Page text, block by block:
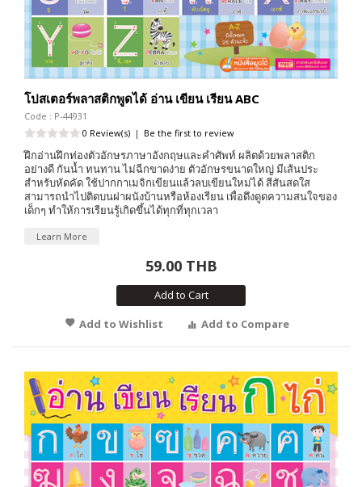
โปสเตอร์พลาสติกพูดได้ อ่าน เขียน เรียน ABC
Code : P-44931
0 Review(s) | Be the first to review
ฝึกอ่านฝึกท่องตัวอักษรภาษาอังกฤษและคำศัพท์ ผลิตด้วยพลาสติก
อย่างดี กันน้ำ ทนทาน ไม่ฉีกขาดง่าย ตัวอักษรขนาดใหญ่ มีเส้นประ
สำหรับหัดคัด ใช้ปากกาเมจิกเขียนแล้วลบเขียนใหม่ได้ สีสันสดใส
สามารถนำไปติดบนฝาผนังบ้านหรือห้องเรียน เพื่อดึงดูดความสนใจของ
เด็กๆ ทำให้การเรียนรู้เกิดขึ้นได้ทุกที่ทุกเวลา
Learn More
59.00 THB
Add to Cart
Add to Wishlist
Add to Compare